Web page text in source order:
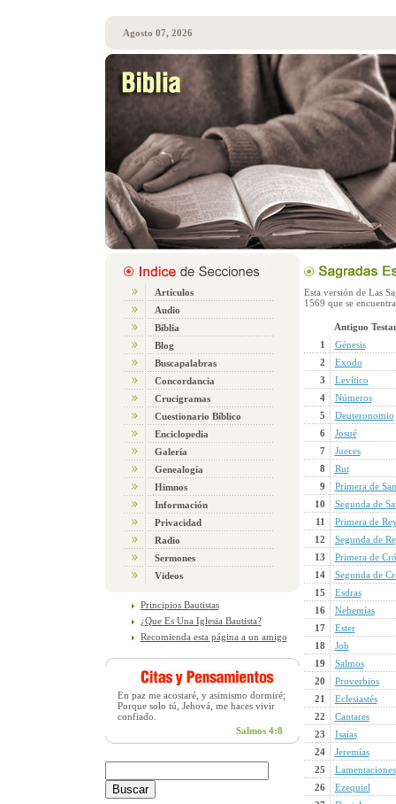
Agosto 07, 2026
Artículos
Audio
Biblia
Blog
Buscapalabras
Concordancia
Crucigramas
Cuestionario Bíblico
Enciclopedia
Galería
Genealogía
Himnos
Información
Privacidad
Radio
Sermones
Videos
Principios Bautistas
¿Que Es Una Iglesia Bautista?
Recomienda esta página a un amigo
En paz me acostaré, y asimismo dormiré;
Porque solo tú, Jehová, me haces vivir
confiado.
Salmos 4:8
Esta versión de Las
1569 que se
Antiguo
1
Génesis
2
Exodo
3
Levítico
4
Números
5
Deuteronomio
6
Josué
7
Jueces
8
Rut
9
Primera de
10
Segunda de
11
Primera de
12
Segunda de
13
Primera de
14
Segunda de
15
Esdras
16
Nehemías
17
Ester
18
Job
19
Salmos
20
Proverbios
21
Eclesiastés
22
Cantares
23
Isaías
24
Jeremías
25
Lamentaciones
26
Ezequiel